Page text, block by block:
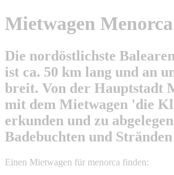
Mietwagen Menorca
Die nordöstlichste
ist ca. 50 km lang und an
breit. Von der Hauptstadt
mit dem Mietwagen 'die
erkunden und zu
Badebuchten und
Einen Mietwagen für menorca finden: